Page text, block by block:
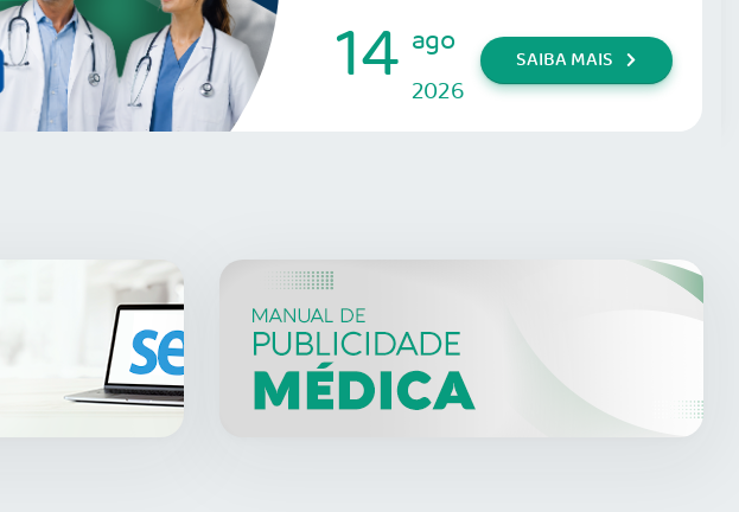
14 ago
2026
SAIBA MAIS